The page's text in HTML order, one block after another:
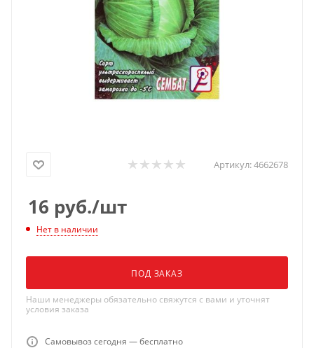
Артикул:4662678
16 руб./шт
Нет в наличии
ПОД ЗАКАЗ
Наши менеджеры обязательно свяжутся с вами и уточнят
условия заказа
Самовывоз сегодня — бесплатно